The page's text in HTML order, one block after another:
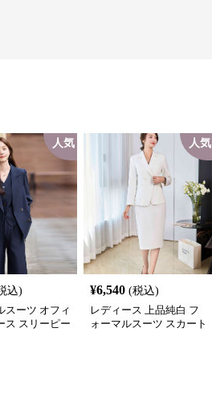
人気
込)
スーツ オフィ
ス スリーピー
人気
¥6,540 (税込)
レディース 上品純白 フ
ォーマルスーツ スカート